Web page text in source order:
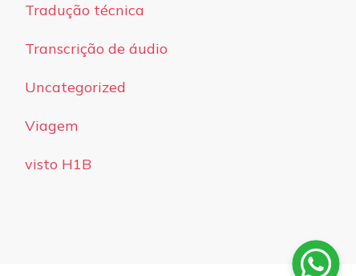
Tradução técnica
Transcrição de áudio
Uncategorized
Viagem
visto H1B